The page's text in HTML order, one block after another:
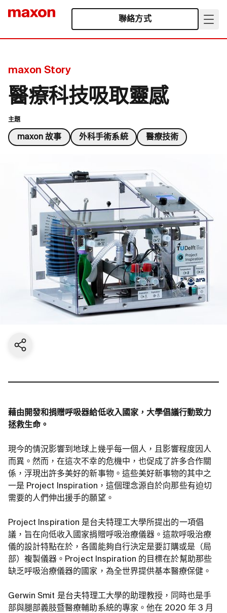
聯絡方式
maxon Story
醫療科技吸取靈感
主題
maxon 故事 外科手術系統 醫療技術
Share current page
藉由開發和捐贈呼吸器給低收入國家，大學倡議行動致力
拯救生命。
現今的情況影響到地球上幾乎每一個人，且影響程度因人
而異。然而，在這次不幸的危機中，也促成了許多合作關
係，浮現出許多美好的新事物。這些美好新事物的其中之
一是 Project Inspiration，這個理念源自於向那些有迫切
需要的人們伸出援手的願望。
Project Inspiration 是台夫特理工大學所提出的一項倡
議，旨在向低收入國家捐贈呼吸治療儀器。這款呼吸治療
儀的設計特點在於，各國能夠自行決定是要訂購或是（局
部）複製儀器。Project Inspiration 的目標在於幫助那些
缺乏呼吸治療儀器的國家，為全世界提供基本醫療保健。
Gerwin Smit 是台夫特理工大學的助理教授，同時也是手
部與腿部義肢暨醫療輔助系統的專家。他在 2020 年 3 月